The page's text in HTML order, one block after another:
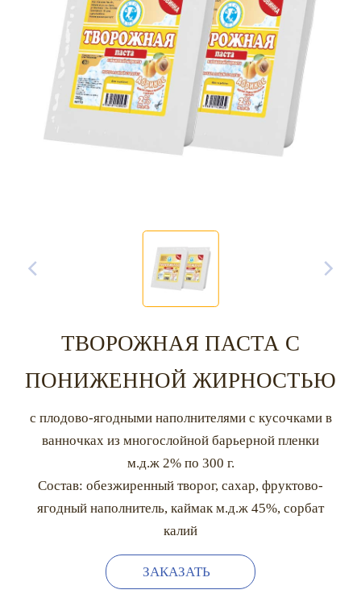
ТВОРОЖНАЯ ПАСТА С
ПОНИЖЕННОЙ ЖИРНОСТЬЮ
с плодово-ягодными наполнителями с кусочками в
ванночках из многослойной барьерной пленки
м.д.ж 2% по 300 г.
Состав: обезжиренный творог, сахар, фруктово-
ягодный наполнитель, каймак м.д.ж 45%, сорбат
калий
ЗАКАЗАТЬ